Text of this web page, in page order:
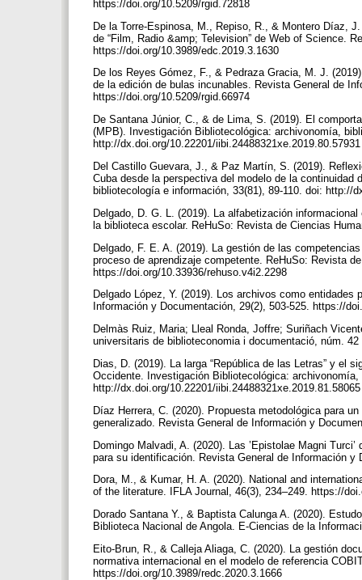
https://doi.org/10.5209/rgid.72818
De la Torre-Espinosa, M., Repiso, R., & Montero Díaz,
de “Film, Radio &amp; Television” de Web of Science.
https://doi.org/10.3989/edc.2019.3.1630
De los Reyes Gómez, F., & Pedraza Gracia, M. J.
de la edición de bulas incunables. Revista General de
https://doi.org/10.5209/rgid.66974
De Santana Júnior, C., & de Lima, S. (2019). El
(MPB). Investigación Bibliotecológica: archivonomía,
http://dx.doi.org/10.22201/
Del Castillo Guevara, J., & Paz Martín, S. (2019).
Cuba desde la perspectiva del modelo de la
bibliotecología e información, 33(81), 89-110. doi: http://
Delgado, D. G. L. (2019). La alfabetización
la biblioteca escolar. ReHuSo: Revista de Ciencias
Delgado, F. E. A. (2019). La gestión de las
proceso de aprendizaje competente. ReHuSo: Revista
https://doi.org/10.33936/rehuso.v4i2.2298
Delgado López, Y. (2019). Los archivos como
Información y Documentación, 29(2), 503-525. https://
Delmàs Ruiz, Maria; Lleal Ronda, Joffre; Suriñach
universitaris de biblioteconomia i documentació, núm.
Dias, D. (2019). La larga “República de las Letras” y el
Occidente. Investigación Bibliotecológica:
http://dx.doi.org/10.22201/
Díaz Herrera, C. (2020). Propuesta metodológica para
generalizado. Revista General de Información y
Domingo Malvadi, A. (2020). Las ’Epistolae Magni
para su identificación. Revista General de Información
Dora, M., & Kumar, H. A. (2020). National and
of the literature. IFLA Journal, 46(3), 234–249. https://
Dorado Santana Y., & Baptista Calunga A. (2020).
Biblioteca Nacional de Angola. E-Ciencias de la
Eito-Brun, R., & Calleja Aliaga, C. (2020). La gestión
normativa internacional en el modelo de referencia
https://doi.org/10.3989/redc.2020.3.1666